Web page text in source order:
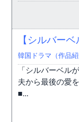
【シルバー
韓国ドラマ（作品紹
「シルバーベル
夫から最後の愛
■...